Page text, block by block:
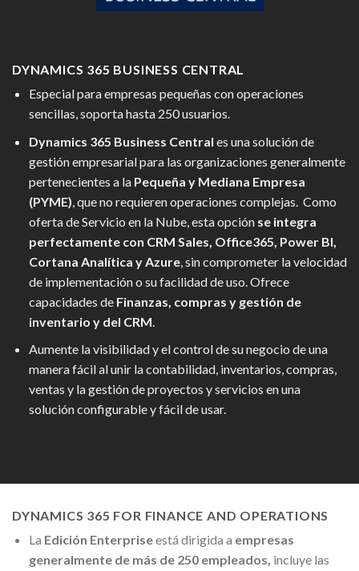
DYNAMICS 365 BUSINESS CENTRAL
Especial para empresas pequeñas con operaciones
sencillas, soporta hasta 250 usuarios.
Dynamics 365 Business Central es una solución de
gestión empresarial para las organizaciones generalmente
pertenecientes a la Pequeña y Mediana Empresa
(PYME) , que no requieren operaciones complejas. Como
oferta de Servicio en la Nube, esta opción se integra
perfectamente con CRM Sales, Office365, PowerBI,
Cortana Analítica y Azure, sin comprometer la velocidad
de implementación o su facilidad de uso. Ofrece
capacidades de Finanzas, compras y gestión de
inventario y del CRM
Aumente la visibilidad y el control de su negocio de una
manera fácil al unir la contabilidad, inventarios, compras,
ventas y la gestión de proyectos y servicios en una
solución configurable y fácil de usar.
DYNAMICS 365 FOR FINANCE AND OPERATIONS
La Edición Enterpriseestá dirigida a empresas
generalmente de más de 250 empleados, incluye las